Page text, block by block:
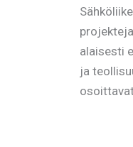
alaisesti
ja